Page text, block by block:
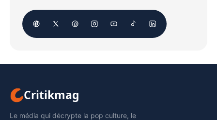
Critikmag
Le média qui décrypte la pop culture, le